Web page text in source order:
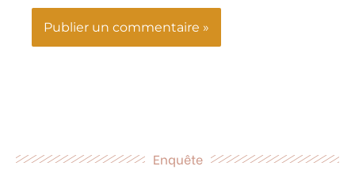
Enquête